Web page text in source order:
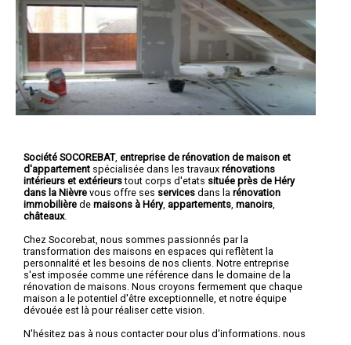
Société SOCOREBAT, entreprise de rénovation de maison et
d'appartement spécialisée dans les travaux rénovations
intérieurs et extérieurstout corps d'etats située près de Héry
dans la Nièvre vous offre ses services dans la rénovation
immobilière de maisons à Héry, appartements manoirs
châteaux.
Chez Socorebat, nous sommes passionnés par la
transformation des maisons en espaces qui reflètent la
personnalité et les besoins de nos clients. Notre entreprise
s'est imposée comme une référence dans le domaine de la
rénovation de maisons. Nous croyons fermement que chaque
maison a le potentiel d'être exceptionnelle, et notre équipe
dévouée est là pour réaliser cette vision.
N'hésitez pas à nous contacter pour plus d'informations, nous